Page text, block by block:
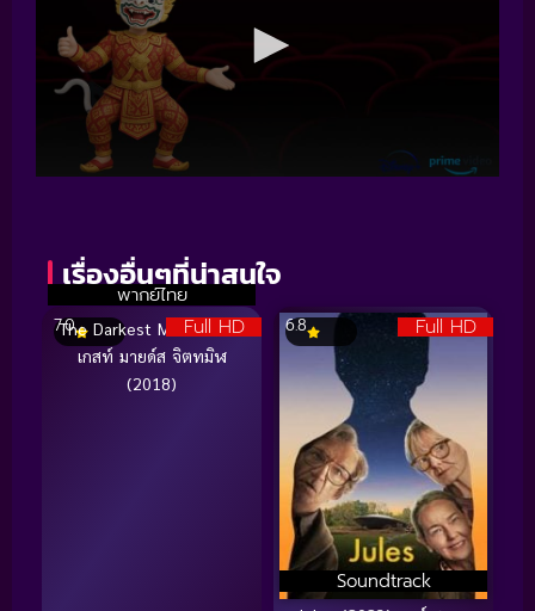
เรื่องอื่นๆที่น่าสนใจ
Full HD
พากย์ไทย
7.0
The Darkest Minds ดาร์ก
เกสท์ มายด์ส จิตทมิฬ
(2018)
Full HD
Soundtrack
6.8